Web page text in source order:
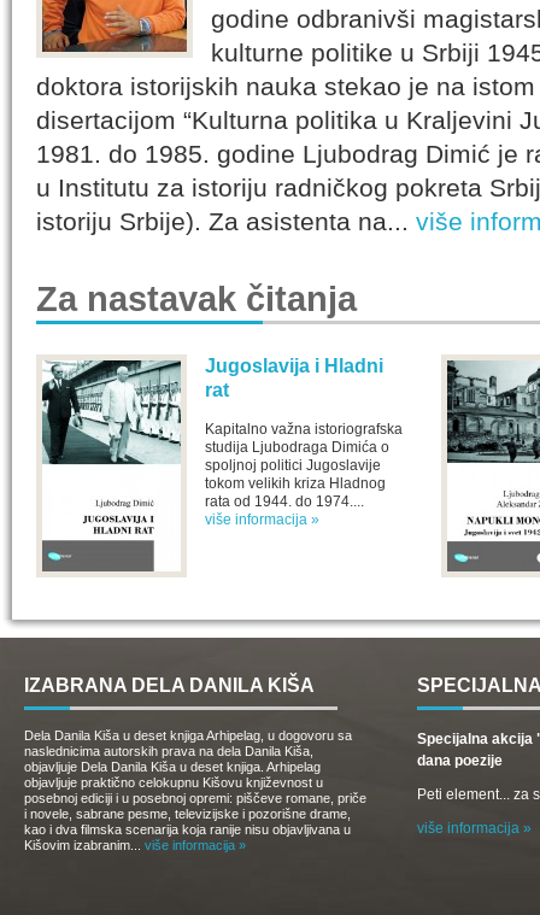
godine odbranivši
kulturne politike u Srbiji
doktora istorijskih nauka stekao je na
disertacijom “Kulturna politika u Kraljevini
1981. do 1985. godine Ljubodrag Dimić je
u Institutu za istoriju radničkog pokreta
istoriju Srbije). Za asistenta na... više
Za nastavak čitanja
Jugoslavija i Hladni
rat
Kapitalno važna istoriografska
studija Ljubodraga Dimića o
spoljnoj politici Jugoslavije
tokom velikih kriza Hladnog
rata od 1944. do 1974....
više informacija »
IZABRANA DELA DANILA KIŠA
Dela Danila Kiša u deset knjiga Arhipelag, u dogovoru sa
naslednicima autorskih prava na dela Danila Kiša,
objavljuje Dela Danila Kiša u deset knjiga. Arhipelag
objavljuje praktično celokupnu Kišovu književnost u
posebnoj ediciji i u posebnoj opremi: piščeve romane, priče
i novele, sabrane pesme, televizijske i pozorišne drame,
kao i dva filmska scenarija koja ranije nisu objavljivana u
Kišovim izabranim... više informacija »
Specijalna akcija
dana poezije
Peti element... za
više informacija »